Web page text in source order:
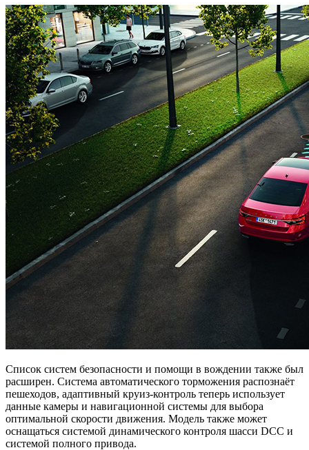
Список систем безопасности и помощи в вождении также был
расширен. Система автоматического торможения распознаёт
пешеходов, адаптивный круиз-контроль теперь использует
данные камеры и навигационной системы для выбора
оптимальной скорости движения. Модель также может
оснащаться системой динамического контроля шасси DCC и
системой полного привода.